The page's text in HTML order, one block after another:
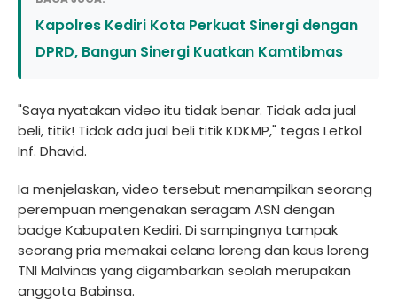
Kapolres Kediri Kota Perkuat Sinergi dengan
DPRD, Bangun Sinergi Kuatkan Kamtibmas
"Saya nyatakan video itu tidak benar. Tidak ada jual
beli, titik! Tidak ada jual beli titik KDKMP," tegas Letkol
Inf. Dhavid.
Ia menjelaskan, video tersebut menampilkan seorang
perempuan mengenakan seragam ASN dengan
badge Kabupaten Kediri. Di sampingnya tampak
seorang pria memakai celana loreng dan kaus loreng
TNI Malvinas yang digambarkan seolah merupakan
anggota Babinsa.